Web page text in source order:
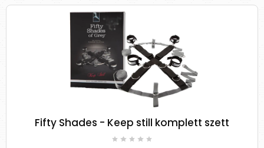
Fifty Shades - Keep still komplett szett